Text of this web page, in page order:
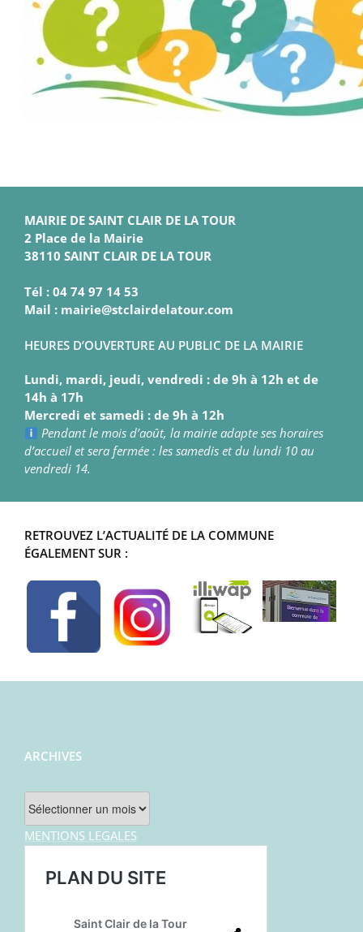
MAIRIE DE SAINT CLAIR DE LA TOUR
2 Place de la Mairie
38110 SAINT CLAIR DE LA TOUR
Tél : 04 74 97 14 53
Mail : mairie@stclairdelatour.com
HEURES D’OUVERTURE AU PUBLIC DE LA MAIRIE
Lundi, mardi, jeudi, vendredi : de 9h à 12h et de
14h à 17h
Mercredi et samedi : de 9h à 12h
Pendant le mois d’août, la mairie adapte ses horaires
d’accueil et sera fermée : les samedis et du lundi 10 au
vendredi 14.
RETROUVEZ L’ACTUALITÉ DE LA COMMUNE
ÉGALEMENT SUR :
ARCHIVES
MENTIONS LEGALES